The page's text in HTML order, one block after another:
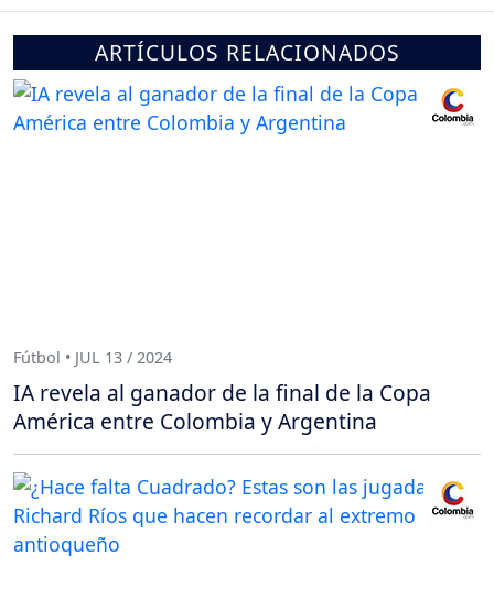
ARTÍCULOS RELACIONADOS
Fútbol • JUL 13 / 2024
IA revela al ganador de la final de la Copa
América entre Colombia y Argentina